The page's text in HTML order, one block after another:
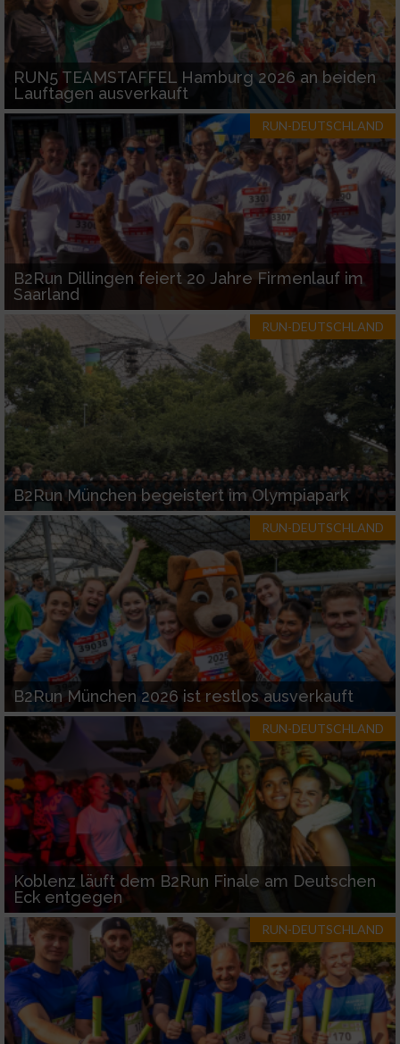
RUN5 TEAMSTAFFEL Hamburg 2026 an beiden
Lauftagen ausverkauft
RUN-DEUTSCHLAND
B2Run Dillingen feiert 20 Jahre Firmenlauf im
Saarland
RUN-DEUTSCHLAND
B2Run München begeistert im Olympiapark
RUN-DEUTSCHLAND
B2Run München 2026 ist restlos ausverkauft
RUN-DEUTSCHLAND
Koblenz läuft dem B2Run Finale am Deutschen
Eck entgegen
RUN-DEUTSCHLAND
Verwendung genauer Standortdaten
Geräte anhand von aktiv angeforderten
Informationen identifizieren
Nicht-IAB-Verarbeitungszwecke:
Notwendig
Performance
Funktional